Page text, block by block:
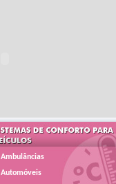
Ambulâncias
Automóveis